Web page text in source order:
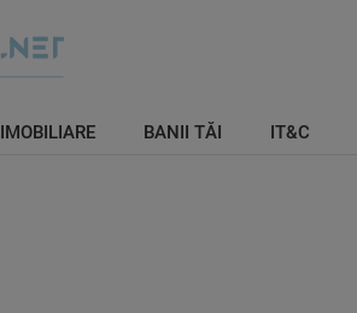
IMOBILIARE BANII TĂI IT&C